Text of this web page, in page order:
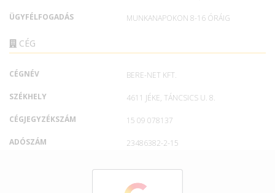
ÜGYFÉLFOGADÁS MUNKANAPOKON 8-16 ÓRÁIG
CÉG
CÉGNÉV BERE-NET KFT.
SZÉKHELY 4611 JÉKE, TÁNCSICS U. 8.
CÉGJEGYZÉKSZÁM 15 09 078137
ADÓSZÁM 23486382-2-15